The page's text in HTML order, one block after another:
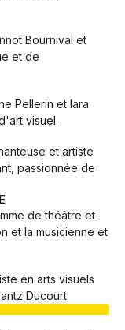
Bournival et
et de
Pellerin et Iara
visuel.
et artiste
passionnée de
de théâtre et
et la musicienne et
en arts visuels
Ducourt.